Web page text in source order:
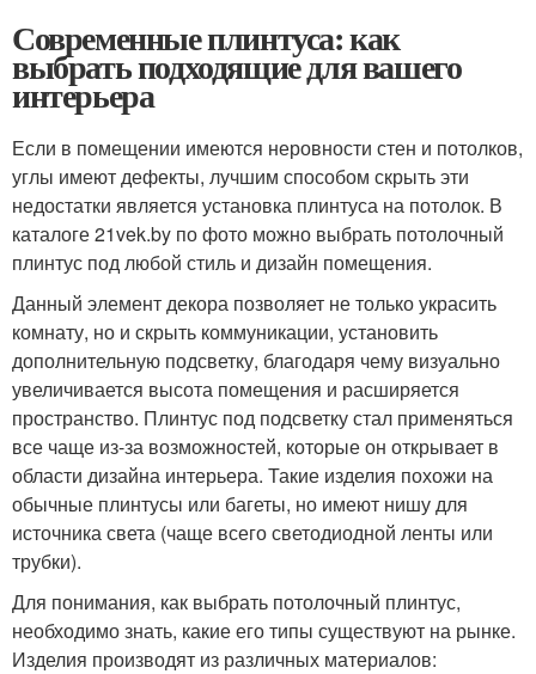
Современные плинтуса: как
выбрать подходящие для вашего
интерьера
Если в помещении имеются неровности стен и потолков,
углы имеют дефекты, лучшим способом скрыть эти
недостатки является установка плинтуса на потолок. В
каталоге 21vek.by по фото можно выбрать потолочный
плинтус под любой стиль и дизайн помещения.
Данный элемент декора позволяет не только украсить
комнату, но и скрыть коммуникации, установить
дополнительную подсветку, благодаря чему визуально
увеличивается высота помещения и расширяется
пространство. Плинтус под подсветку стал применяться
все чаще из-за возможностей, которые он открывает в
области дизайна интерьера. Такие изделия похожи на
обычные плинтусы или багеты, но имеют нишу для
источника света (чаще всего светодиодной ленты или
трубки).
Для понимания, как выбрать потолочный плинтус,
необходимо знать, какие его типы существуют на рынке.
Изделия производят из различных материалов: